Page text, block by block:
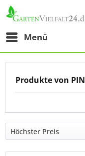
Menü
Produkte von